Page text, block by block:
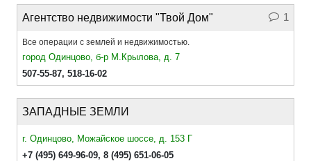
1
Агентство недвижимости "Твой Дом"
Все операции с землей и недвижимостью.
город Одинцово, б-р М.Крылова, д. 7
507-55-87, 518-16-02
ЗАПАДНЫЕ ЗЕМЛИ
г. Одинцово, Можайское шоссе, д. 153 Г
+7 (495) 649-96-09, 8 (495) 651-06-05